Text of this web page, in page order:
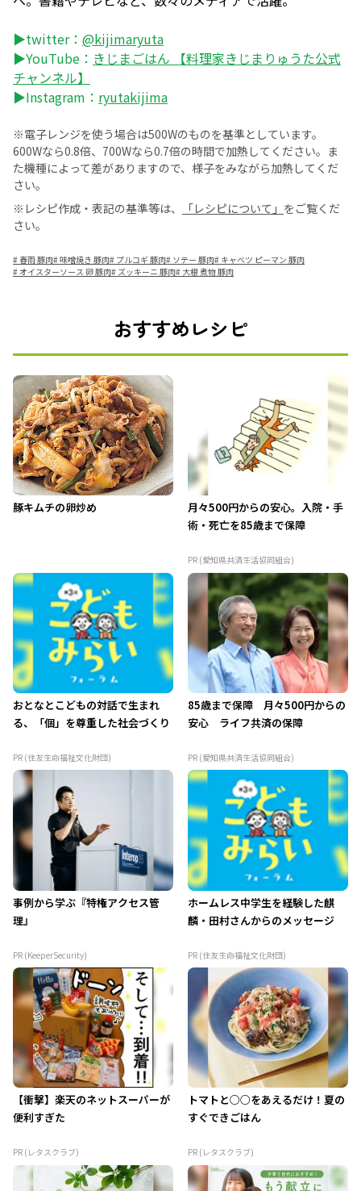
▶twitter： @kijimaryuta
▶YouTube： きじまごはん 【料理家きじまりゅうた公式
チャンネル】
▶Instagram： ryutakijima
※電子レンジを使う場合は500Wのものを基準としています。
600Wなら0.8倍、700Wなら0.7倍の時間で加熱してください。ま
た機種によって差がありますので、様子をみながら加熱してくだ
さい。
※レシピ作成・表記の基準等は、
「レシピについて」 をご覧くだ
さい。
# 春雨 豚肉#味噌焼き 豚肉# プルコギ 豚肉# ソテー 豚肉# キャベツ ピーマン 豚肉
#オイスターソース 卵 豚肉# ズッキーニ 豚肉# 大根 煮物 豚肉
おすすめレシピ
豚キムチの卵炒め
月々500円からの安心。入院・手
術・死亡を85歳まで保障
PR (愛知県共済生活協同組合)
おとなとこどもの対話で生まれ
る、「個」を尊重した社会づくり
PR (住友生命福祉文化財団)
85歳まで保障 月々500円からの
安心 ライフ共済の保障
PR (愛知県共済生活協同組合)
事例から学ぶ『特権アクセス管
理』
PR (KeeperSecurity)
ホームレス中学生を経験した麒
麟・田村さんからのメッセージ
PR (住友生命福祉文化財団)
【衝撃】楽天のネットスーパーが
便利すぎた
PR (レタスクラブ)
トマトと○○をあえるだけ！夏の
すぐできごはん
PR (レタスクラブ)